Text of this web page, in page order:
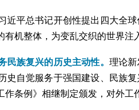
近平总书记开创性提出四大全
机整体，为变乱交织的世界注
族复兴的历史主动性。 理论
史自觉服务于强国建设、民族
条例》相继制定颁发，对外工